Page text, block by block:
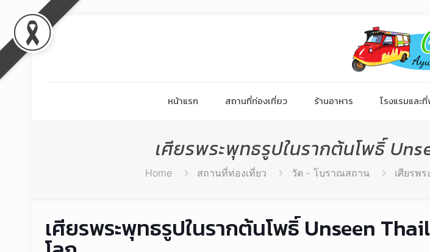
หน้าแรก สถานที่ท่องเที่ยว ร้านอาหาร โรงแรมและ
เศียรพระพุทธรูปในรากต้นโพธิ์
Home สถานที่ท่องเที่ยว วัด - โบราณสถาน เศียรพ
เศียรพระพุทธรูปในรากต้นโพธิ์ Unseen